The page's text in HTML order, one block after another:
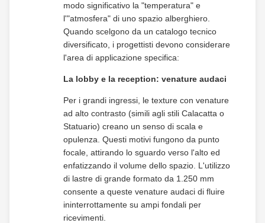
modo significativo la "temperatura" e
l'"atmosfera" di uno spazio alberghiero.
Quando scelgono da un catalogo tecnico
diversificato, i progettisti devono considerare
l'area di applicazione specifica:
La lobby e la reception: venature audaci
Per i grandi ingressi, le texture con venature
ad alto contrasto (simili agli stili Calacatta o
Statuario) creano un senso di scala e
opulenza. Questi motivi fungono da punto
focale, attirando lo sguardo verso l'alto ed
enfatizzando il volume dello spazio. L'utilizzo
di lastre di grande formato da 1.250 mm
consente a queste venature audaci di fluire
ininterrottamente su ampi fondali per
ricevimenti.